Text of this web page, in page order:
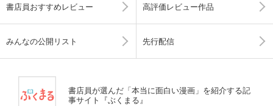
書店員おすすめレビュー 高評価レビュー作品
みんなの公開リスト 先行配信
書店員が選んだ「本当に面白い漫画」を紹介する記
事サイト『ぶくまる』